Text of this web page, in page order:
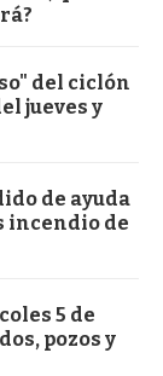
del ciclón
jueves y
de ayuda
incendio de
5 de
pozos y